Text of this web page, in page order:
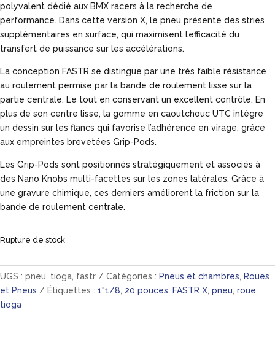
polyvalent dédié aux BMX racers à la recherche de
performance. Dans cette version X, le pneu présente des stries
supplémentaires en surface, qui maximisent l’efficacité du
transfert de puissance sur les accélérations.
La conception FASTR se distingue par une très faible résistance
au roulement permise par la bande de roulement lisse sur la
partie centrale. Le tout en conservant un excellent contrôle. En
plus de son centre lisse, la gomme en caoutchouc UTC intègre
un dessin sur les flancs qui favorise l’adhérence en virage, grâce
aux empreintes brevetées Grip-Pods.
Les Grip-Pods sont positionnés stratégiquement et associés à
des Nano Knobs multi-facettes sur les zones latérales. Grâce à
une gravure chimique, ces derniers améliorent la friction sur la
bande de roulement centrale.
Rupture de stock
UGS : pneu, tioga, fastr Catégories : Pneus et chambres Roues
et Pneus
Étiquettes : 1"1/8 20 pouces FASTR X pneu roue
tioga